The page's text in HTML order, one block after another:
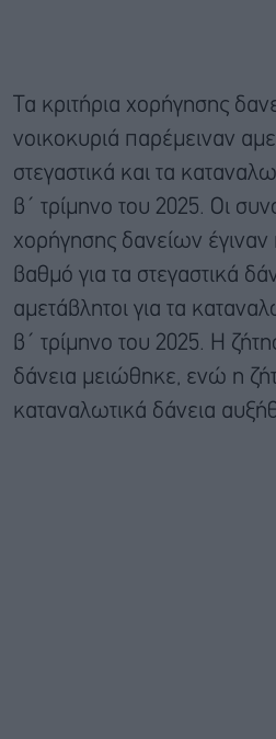
Τα κριτήρια χορήγησης
νοικοκυριά παρέμειναν
στεγαστικά και τα
β΄ τρίμηνο του 2025. Οι
χορήγησης δανείων
βαθμό για τα στεγαστικά
αμετάβλητοι για τα
β΄ τρίμηνο του 2025. Η
δάνεια μειώθηκε, ενώ η
καταναλωτικά δάνεια